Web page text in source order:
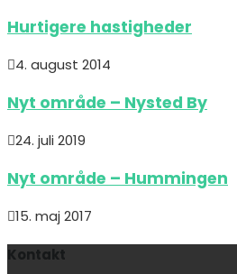
Hurtigere hastigheder
4. august 2014
Nyt område – Nysted By
24. juli 2019
Nyt område – Hummingen
15. maj 2017
Kontakt